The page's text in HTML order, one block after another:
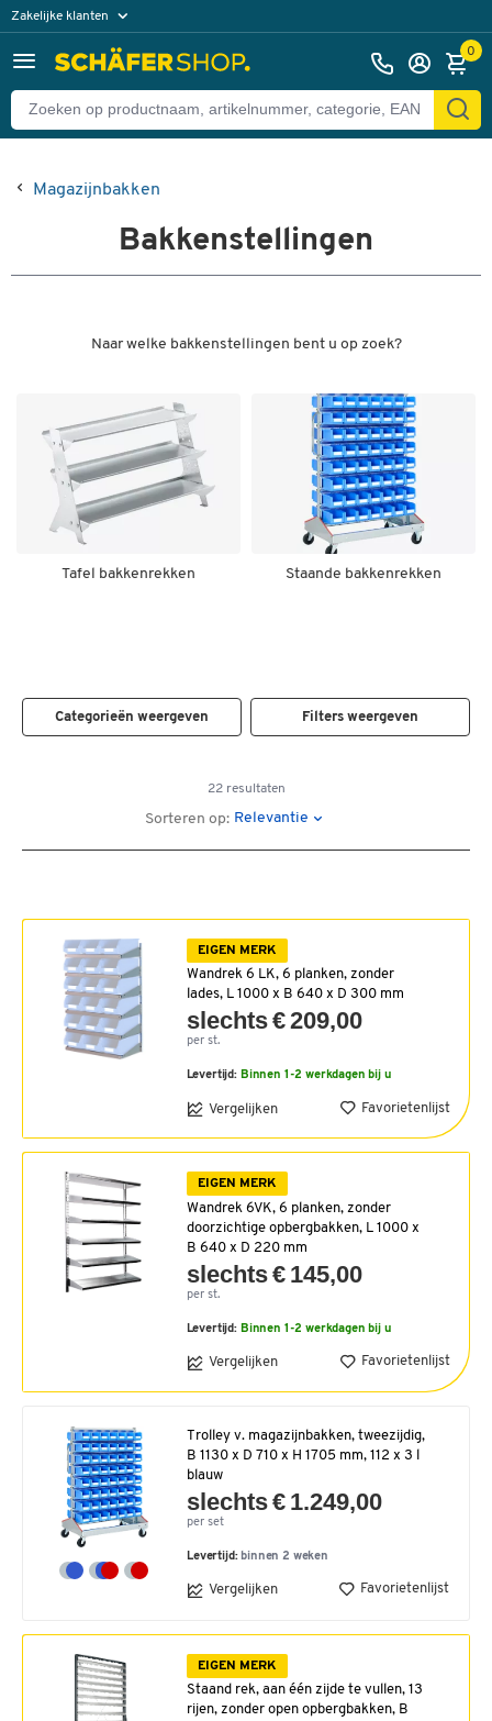
Zakelijke klanten
Particuliere klanten 0
Magazijnbakken
Bakkenstellingen
Naar welke bakkenstellingen bent u op zoek?
Tafel bakkenrekken Staande bakkenrekken
Categorieën weergeven Filters weergeven
22 resultaten
Sorteren op: Relevantie
EIGEN MERK
Wandrek 6 LK, 6 planken, zonder
lades, L 1000 x B 640 x D 300 mm
slechts € 209,00
per st.
Levertijd: Binnen 1-2 werkdagen bij u
Vergelijken Favorietenlijst
EIGEN MERK
Wandrek 6VK, 6 planken, zonder
doorzichtige opbergbakken, L 1000 x
B 640 x D 220 mm
slechts € 145,00
per st.
Levertijd: Binnen 1-2 werkdagen bij u
Vergelijken Favorietenlijst
Trolley v. magazijnbakken, tweezijdig,
B 1130 x D 710 x H 1705 mm, 112 x 3 l
blauw
slechts € 1.249,00
per set
Levertijd: binnen 2 weken
Vergelijken Favorietenlijst
EIGEN MERK
Staand rek, aan één zijde te vullen, 13
rijen, zonder open opbergbakken, B